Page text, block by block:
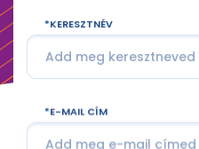
KERESZTNÉV
E-MAIL CÍM